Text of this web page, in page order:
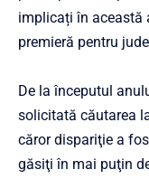
implicați în această
premieră pentru
De la începutul
solicitată căutarea
căror dispariţie a
găsiţi în mai puţin